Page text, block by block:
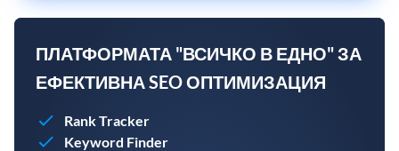
ПЛАТФОРМАТА "ВСИЧКО В ЕДНО" ЗА
ЕФЕКТИВНА SEO ОПТИМИЗАЦИЯ
Rank Tracker
Keyword Finder